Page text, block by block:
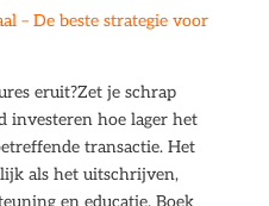
– De beste strategie voor
eruit?Zet je schrap
investeren hoe lager het
transactie. Het
als het uitschrijven,
en educatie. Boek